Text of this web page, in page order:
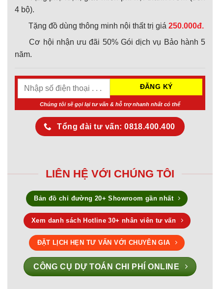
4 bộ).
Tặng đồ dùng thông minh nội thất trị giá 250.000đ.
Cơ hội nhận ưu đãi 50% Gói dịch vụ Bảo hành 5
năm.
Chúng tôi sẽ gọi lại tư vấn & hỗ trợ nhanh nhất có thể
Tổng đài tư vấn: 0818.400.400
LIÊN HỆ VỚI CHÚNG TÔI
Bản đồ chỉ đường 20+ Showroom gần nhất
Xem danh sách Hotline 30+ nhân viên tư vấn
ĐẶT LỊCH HẸN TƯ VẤN VỚI CHUYÊN GIA
CÔNG CỤ DỰ TOÁN CHI PHÍ ONLINE